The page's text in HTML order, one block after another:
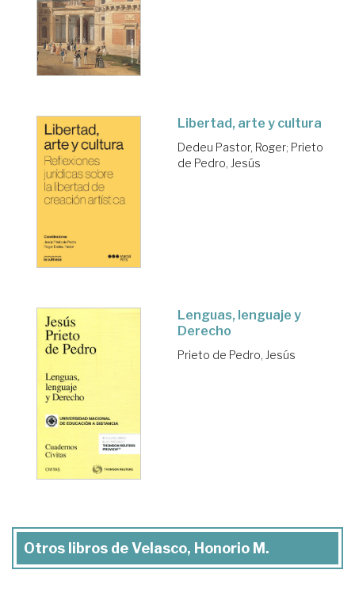
Libertad, arte y cultura
Dedeu Pastor, Roger; Prieto
de Pedro, Jesús
Lenguas, lenguaje y
Derecho
Prieto de Pedro, Jesús
Otros libros de Velasco, Honorio M.